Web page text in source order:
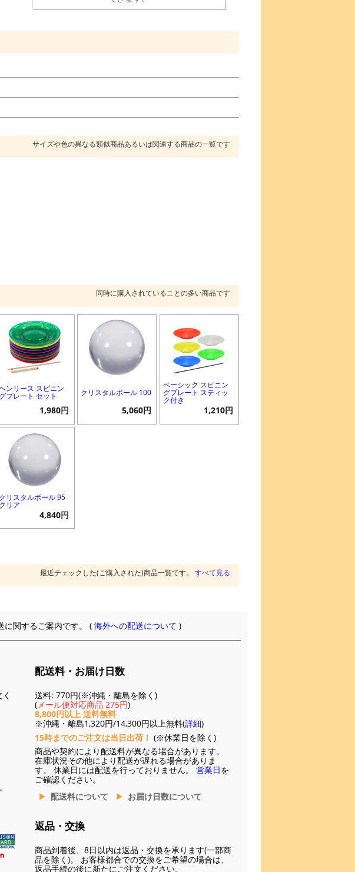
サイズや色の異なる類似商品あるいは関連する商品の一覧です
同時に購入されていることの多い商品です
ンリース スピニン
グプレート セット
1,980円
クリスタルボール 100
5,060円
ベーシック スピニン
グプレート スティッ
ク付き
1,210円
クリスタルボール 95
クリア
4,840円
最近チェックした(ご購入された)商品一覧です。 すべて見る
に関するご案内です。 (海外への配送について )
配送料・お届け日数
送料: 770円(※沖縄・離島を除く)
(メール便対応商品 275円)
8,800円以上 送料無料
※沖縄・離島1,320円/14,300円以上無料(詳細)
15時までのご注文は当日出荷！ (※休業日を除く)
商品や契約により配送料が異なる場合があります。
在庫状況その他により配送が遅れる場合がありま
す。 休業日には配送を行っておりません。 営業日を
ご確認ください。
配送料について
お届け日数について
返品・交換
商品到着後、8日以内は返品・交換を承ります(一部商
品を除く)。 お客様都合での交換をご希望の場合は、
返品手続の後に新たにご注文ください。